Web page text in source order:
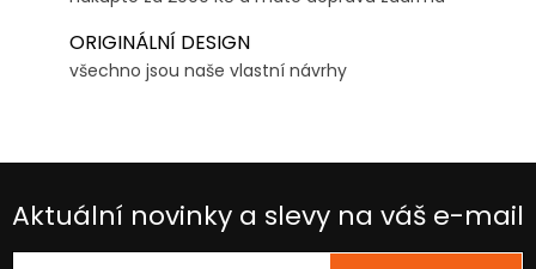
ORIGINÁLNÍ DESIGN
všechno jsou naše vlastní návrhy
Aktuální novinky a slevy na váš e-mail